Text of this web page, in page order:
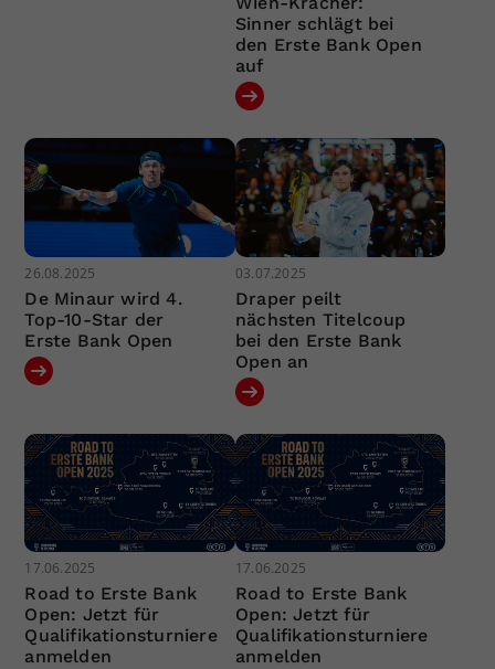
Sinner schlägt bei
den Erste Bank Open
auf
26.08.2025
De Minaur wird 4.
Top-10-Star der
Erste Bank Open
03.07.2025
Draper peilt
nächsten Titelcoup
bei den Erste Bank
Open an
17.06.2025
Road to Erste Bank
Open: Jetzt für
Qualifikationsturniere
anmelden
17.06.2025
Road to Erste Bank
Open: Jetzt für
Qualifikationsturniere
anmelden